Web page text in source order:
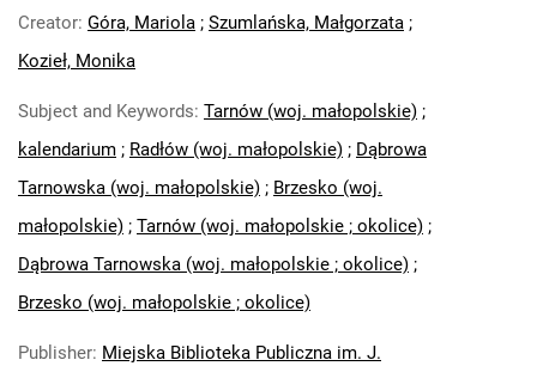
Creator: Góra, Mariola ; Szumlańska, Małgorzata ;
Kozieł, Monika
Subject and Keywords: Tarnów (woj. małopolskie) ;
kalendarium ; Radłów (woj. małopolskie) ; Dąbrowa
Tarnowska (woj. małopolskie) ; Brzesko (woj.
małopolskie) ; Tarnów (woj. małopolskie ; okolice) ;
Dąbrowa Tarnowska (woj. małopolskie ; okolice) ;
Brzesko (woj. małopolskie ; okolice)
Publisher: Miejska Biblioteka Publiczna im. J.